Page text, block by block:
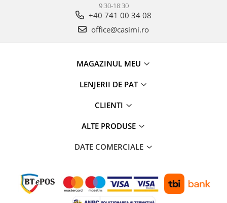
9:30-18:30
+40 741 00 34 08
office@casimi.ro
MAGAZINUL MEU
LENJERII DE PAT
CLIENTI
ALTE PRODUSE
DATE COMERCIALE